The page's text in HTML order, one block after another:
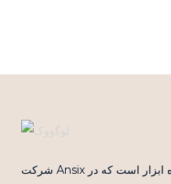
شرکت Ansix سازنده و تولیدکننده ابزار است که در